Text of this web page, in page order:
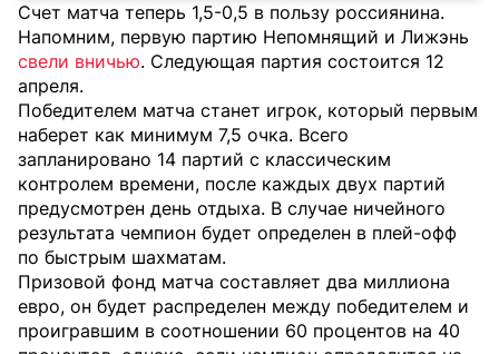
Счет матча теперь 1,5-0,5 в пользу россиянина.
Напомним, первую партию Непомнящий и Лижэнь
свели вничью. Следующая партия состоится 12
апреля.
Победителем матча станет игрок, который первым
наберет как минимум 7,5 очка. Всего
запланировано 14 партий с классическим
контролем времени, после каждых двух партий
предусмотрен день отдыха. В случае ничейного
результата чемпион будет определен в плей-офф
по быстрым шахматам.
Призовой фонд матча составляет два миллиона
евро, он будет распределен между победителем и
проигравшим в соотношении 60 процентов на 40